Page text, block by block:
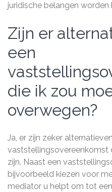
juridische belangen worden
Zijn er
een
die ik zou
overwegen?
Ja, er zijn zeker
vaststellingsovereenkomst
zijn. Naast een
bijvoorbeeld kiezen voor
mediator u helpt om tot